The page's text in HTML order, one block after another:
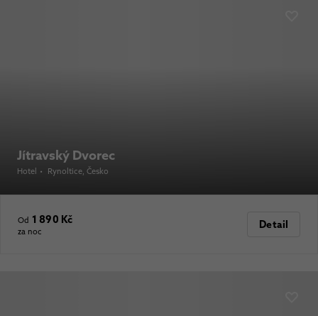
Jítravský Dvorec
Hotel • Rynoltice, Česko
Od 1 890 Kč
za noc
Detail